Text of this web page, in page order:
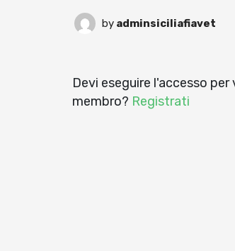
by adminsiciliafiavet
Devi eseguire l'accesso
membro? Registrati